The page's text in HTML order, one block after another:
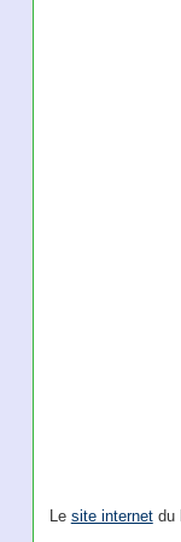
Le site internetdu